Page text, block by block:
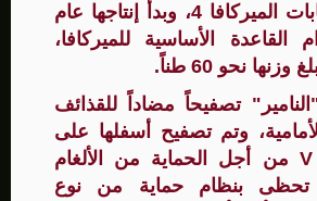
الحماية في دبابات الميركافا 4، وبدأ إنتاجها عام
القاعدة الأساسية للميركافا،
نحو 60 طناً.
تصفيحاً مضاداً للقذائف
وتم تصفيح أسفلها على
شكل الحرف V من أجل الحماية من الألغام
تحظى بنظام حماية من نوع